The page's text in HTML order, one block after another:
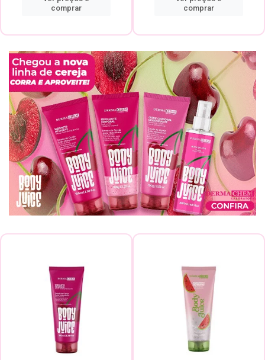
comprar
comprar